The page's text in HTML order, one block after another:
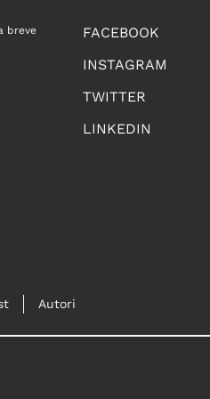
FACEBOOK
INSTAGRAM
TWITTER
LINKEDIN
breve
Autori